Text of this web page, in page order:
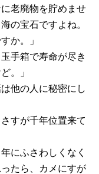
老廃物を貯めませ
の宝石ですよね。
か。」
手箱で寿命が尽き
。」
他の人に秘密にし
すが千年位置来て
にふさわしくなく
たら、カメにすが